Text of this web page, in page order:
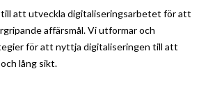
att utveckla digitaliseringsarbetet för att
affärsmål. Vi utformar och
för att nyttja digitaliseringen till att
lång sikt.